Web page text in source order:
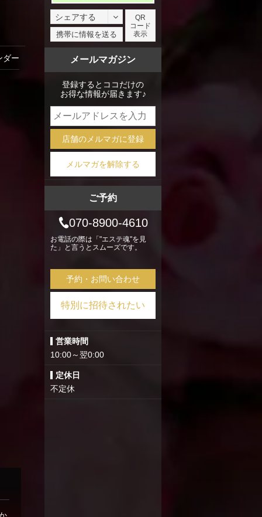
ダー
シェアする
facebook
携帯に情報を送る
QR
コード
表示
メールマガジン
登録するとココだけの
お得な情報が届きます♪
店舗のメルマガに登録
メルマガを解除する
ご予約
070-8900-4610
お電話の際は「"エステ魂"を見
た」と言うとスムーズです。
予約・お問い合わせ
特別に招待されたい
営業時間
10:00～翌0:00
定休日
不定休